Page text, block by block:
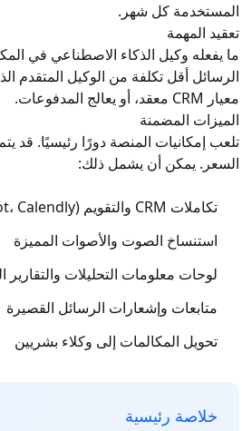
المستخدمة كل شهر.
تعقيد المهمة
ما يفعله وكيل الذكاء الاصطناعي في
الرسائل أقل تكلفة من الوكيل المتقدم
معيار CRM معقد، أو يعالج المدفوعات.
الميزات المضمنة
تلعب إمكانيات المنصة دورًا رئيسيًا. قد
السعر. يمكن أن يشمل ذلك:
تكاملات CRM والتقويم (Salesforce، HubSpot، Calendly)
استنساخ الصوت والأصوات المميزة
لوحات معلومات التحليلات والتقارير
متابعات وإشعارات الرسائل القصيرة
تحويل المكالمات إلى وكلاء بشريين
خلاصة رئيسية